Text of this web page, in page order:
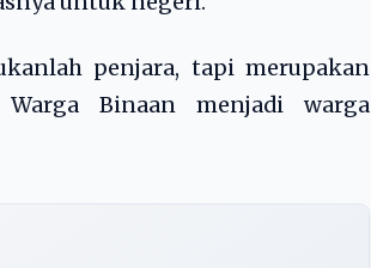
penjara, tapi merupakan
Binaan menjadi warga